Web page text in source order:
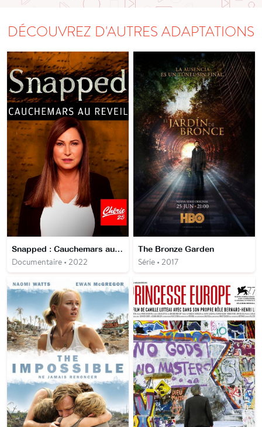
DÉCOUVREZ D'AUTRES ADAPTATIONS
Snapped : Cauchemars au réveil
Documentaire • 2022
The Bronze Garden
Série • 2017